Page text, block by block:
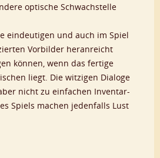
optische Schwachstelle
eindeutigen und auch im Spiel
Vorbilder heranreicht
können, wenn das fertige
liegt. Die witzigen Dialoge
nicht zu einfachen Inventar-
Spiels machen jedenfalls Lust